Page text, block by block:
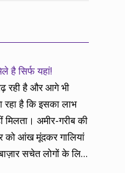
है सिर्फ यहां!
रही है और आगे भी
है कि इसका लाभ
अमीर-गरीब की
को आंख मूंदकर गालियां
सचेत लोगों के लिए